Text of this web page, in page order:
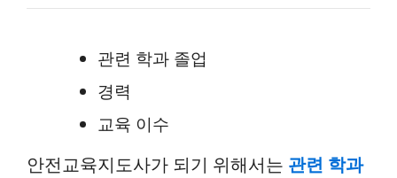
관련 학과 졸업
경력
교육 이수
안전교육지도사가 되기 위해서는 관련 학과